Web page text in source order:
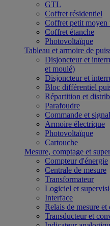
GTL
Coffret résidentiel
Coffret petit moyen
Coffret étanche
Photovoltaïque
Tableau et armoire de
Disjoncteur et
et moulé)
Disjoncteur et
Bloc différentiel
Répartition et
Parafoudre
Commande et
Armoire électrique
Photovoltaïque
Cartouche
Mesure, comptage et
Compteur d'énergie
Centrale de mesure
Transformateur
Logiciel et
Interface
Relais de mesure et
Transducteur et